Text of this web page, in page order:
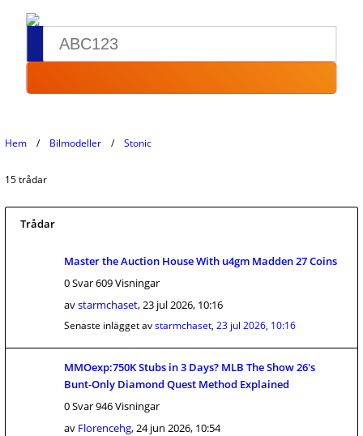
Hem Bilmodeller Stonic
15 trådar
Trådar
Master the Auction House With u4gm Madden 27 Coins
0 Svar 609 Visningar
avstarmchaset,23 jul 2026, 10:16
Senaste inlägget avstarmchaset, 23 jul 2026, 10:16
MMOexp:750K Stubs in 3 Days? MLB The Show 26's
Bunt-Only Diamond Quest Method Explained
0 Svar 946 Visningar
av Florencehg,24 jun 2026, 10:54